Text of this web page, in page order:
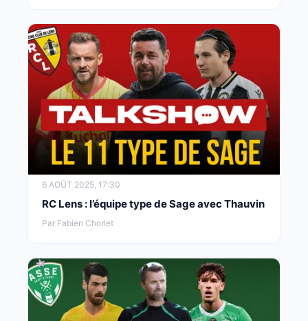
6 AOÛT 2025, 17:30
RC Lens : l’équipe type de Sage avec Thauvin
Par Fabien Chorlet